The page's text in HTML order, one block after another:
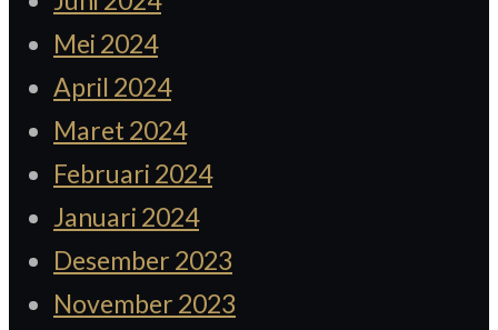
Mei 2024
April 2024
Maret 2024
Februari 2024
Januari 2024
Desember 2023
November 2023